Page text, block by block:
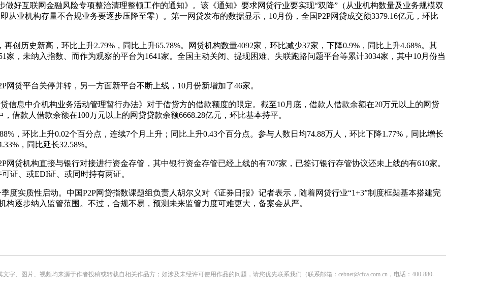
互联网金融风险专项整治清理整顿工作的通知》。该《通知》要求网贷行业要实现“双降”（从业机构数量及业务规模双
从业机构存量不合规业务要逐步压降至零）。第一网贷发布的数据显示，10月份，全国P2P网贷成交额3379.16亿元，环比
历史新高，环比上升2.79%，同比上升65.78%。网贷机构数量4092家，环比减少37家，下降0.9%，同比上升4.68%。其
家，未纳入指数、而作为观察的平台为1641家。全国主动关闭、提现困难、失联跑路问题平台等累计3034家，其中10月份当
贷平台关停并转，另一方面新平台不断上线，10月份新增加了46家。
息中介机构业务活动管理暂行办法》对于借贷方的借款额度的限定。截至10月底，借款人借款余额在20万元以上的网贷
借款人借款余额在100万元以上的网贷贷款余额6668.28亿元，环比基本持平。
环比上升0.02个百分点，连续7个月上升；同比上升0.43个百分点。参与人数日均74.88万人，环比下降1.77%，同比增长
，同比延长32.58%。
贷机构直接与银行对接进行资金存管，其中银行资金存管已经上线的有707家，已签订银行存管协议还未上线的有610家。
证、或EDI证、或同时持有两证。
实质性启动。中国P2P网贷指数课题组负责人胡尔义对《证券日报》记者表示，随着网贷行业“1+3”制度框架基本搭建完
构逐步纳入监管范围。不过，合规不易，预测未来监管力度可难更大，备案会从严。
字、图片、视频均来源于作者投稿或转载自相关作品方；如涉及未经许可使用作品的问题，请您优先联系我们（联系邮箱：cebnet@cfca.com.cn，电话：400-880-